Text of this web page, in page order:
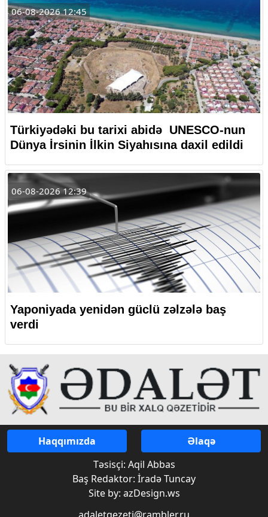
06-08-2026 12:45
Türkiyədəki bu tarixi abidə UNESCO-nun
Dünya İrsinin İlkin Siyahısına daxil edildi
06-08-2026 12:39
Yaponiyada yenidən güclü zəlzələ baş
verdi
Haqqımızda
Əlaqə
Təsisçi: Aqil Abbas
Baş Redaktor: İradə Tuncay
Site by: azDesign.ws